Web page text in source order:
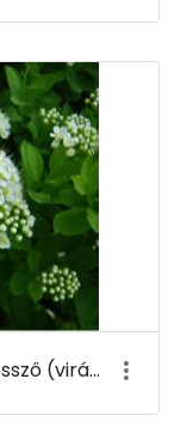
Spiraea media - Szirti gyöngyvessző (virága) - Budai Arborétum